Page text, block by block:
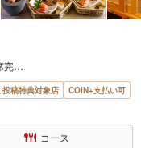
完…
投稿特典対象店
COIN+支払い可
コース